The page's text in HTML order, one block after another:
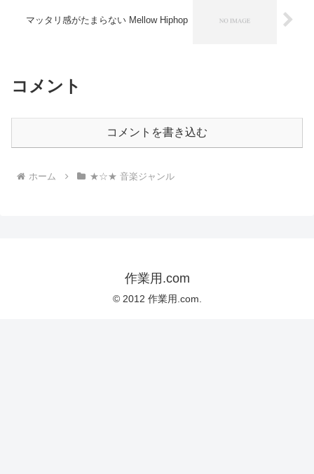
マッタリ感がたまらない Mellow Hiphop
コメント
コメントを書き込む
ホーム ★☆★ 音楽ジャンル
作業用.com
© 2012 作業用.com.